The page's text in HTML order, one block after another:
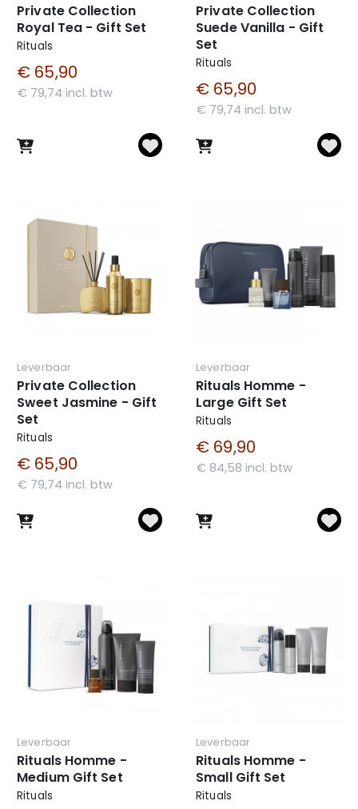
Private Collection
Royal Tea - Gift Set
Rituals
€ 65,90
€ 79,74 incl. btw
Private Collection
Suede Vanilla - Gift
Set
Rituals
€ 65,90
€ 79,74 incl. btw
Leverbaar
Private Collection
Sweet Jasmine - Gift
Set
Rituals
€ 65,90
€ 79,74 incl. btw
Leverbaar
Rituals Homme -
Large Gift Set
Rituals
€ 69,90
€ 84,58 incl. btw
Leverbaar
Rituals Homme -
Medium Gift Set
Rituals
Leverbaar
Rituals Homme -
Small Gift Set
Rituals